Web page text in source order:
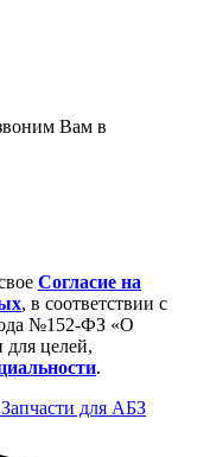
Вам в
Cогласие на
, в соответствии с
№152-ФЗ «О
целей,
.